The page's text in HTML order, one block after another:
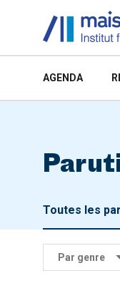
AGENDA
Toutes les
Par genre